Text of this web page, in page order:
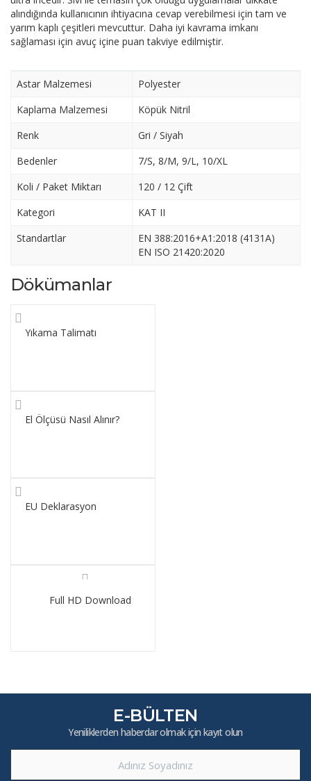
alındığında kullanıcının ihtiyacına cevap verebilmesi için tam ve
yarım kaplı çeşitleri mevcuttur. Daha iyi kavrama imkanı
sağlaması için avuç içine puan takviye edilmiştir.
Astar Malzemesi
Polyester
Kaplama Malzemesi
Köpük Nitril
Renk
Gri / Siyah
Bedenler
7/S, 8/M, 9/L, 10/XL
Koli / Paket Miktarı
120 / 12 Çift
Kategori
KAT II
Standartlar
EN 388:2016+A1:2018 (4131A)
EN ISO 21420:2020
Dökümanlar
Yıkama Talimatı
El Ölçüsü Nasıl Alınır?
EU Deklarasyon
Full HD Download
E-BÜLTEN
Yeniliklerden haberdar olmak için kayıt olun